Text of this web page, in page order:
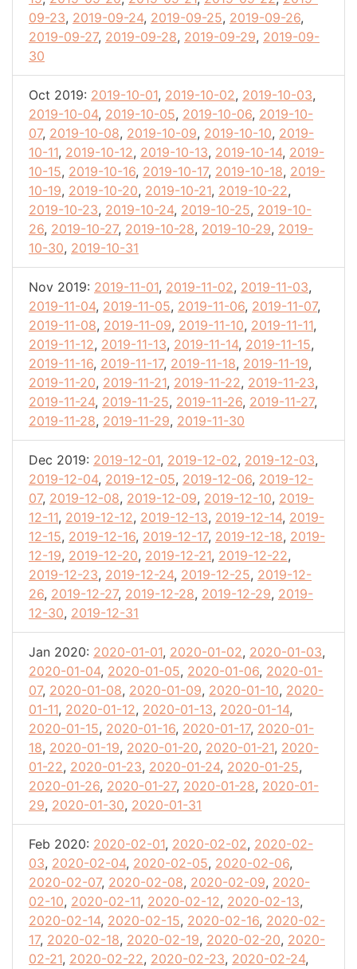
09-23, 2019-09-24, 2019-09-25, 2019-09-26,
2019-09-27, 2019-09-28, 2019-09-29, 2019-09-
30
Oct 2019: 2019-10-01, 2019-10-02, 2019-10-03,
2019-10-04, 2019-10-05, 2019-10-06, 2019-10-
07, 2019-10-08, 2019-10-09, 2019-10-10, 2019-
10-11, 2019-10-12, 2019-10-13, 2019-10-14, 2019-
10-15, 2019-10-16, 2019-10-17, 2019-10-18, 2019-
10-19, 2019-10-20, 2019-10-21, 2019-10-22,
2019-10-23, 2019-10-24, 2019-10-25, 2019-10-
26, 2019-10-27, 2019-10-28, 2019-10-29, 2019-
10-30, 2019-10-31
Nov 2019: 2019-11-01, 2019-11-02, 2019-11-03,
2019-11-04, 2019-11-05, 2019-11-06, 2019-11-07,
2019-11-08, 2019-11-09, 2019-11-10, 2019-11-11,
2019-11-12, 2019-11-13, 2019-11-14, 2019-11-15,
2019-11-16, 2019-11-17, 2019-11-18, 2019-11-19,
2019-11-20, 2019-11-21, 2019-11-22, 2019-11-23,
2019-11-24, 2019-11-25, 2019-11-26, 2019-11-27,
2019-11-28, 2019-11-29, 2019-11-30
Dec 2019: 2019-12-01, 2019-12-02, 2019-12-03,
2019-12-04, 2019-12-05, 2019-12-06, 2019-12-
07, 2019-12-08, 2019-12-09, 2019-12-10, 2019-
12-11, 2019-12-12, 2019-12-13, 2019-12-14, 2019-
12-15, 2019-12-16, 2019-12-17, 2019-12-18, 2019-
12-19, 2019-12-20, 2019-12-21, 2019-12-22,
2019-12-23, 2019-12-24, 2019-12-25, 2019-12-
26, 2019-12-27, 2019-12-28, 2019-12-29, 2019-
12-30, 2019-12-31
Jan 2020: 2020-01-01, 2020-01-02, 2020-01-03,
2020-01-04, 2020-01-05, 2020-01-06, 2020-01-
07, 2020-01-08, 2020-01-09, 2020-01-10, 2020-
01-11, 2020-01-12, 2020-01-13, 2020-01-14,
2020-01-15, 2020-01-16, 2020-01-17, 2020-01-
18, 2020-01-19, 2020-01-20, 2020-01-21, 2020-
01-22, 2020-01-23, 2020-01-24, 2020-01-25,
2020-01-26, 2020-01-27, 2020-01-28, 2020-01-
29, 2020-01-30, 2020-01-31
Feb 2020: 2020-02-01, 2020-02-02, 2020-02-
03, 2020-02-04, 2020-02-05, 2020-02-06,
2020-02-07, 2020-02-08, 2020-02-09, 2020-
02-10, 2020-02-11, 2020-02-12, 2020-02-13,
2020-02-14, 2020-02-15, 2020-02-16, 2020-02-
17, 2020-02-18, 2020-02-19, 2020-02-20, 2020-
02-21, 2020-02-22, 2020-02-23, 2020-02-24,